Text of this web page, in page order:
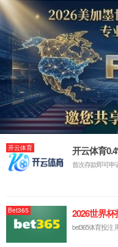
最新新闻:
2026/02/24乐清市
2026/01/26 浓情
2026/01/05 乐清
2025/12/03中铁集
2025/10/14浙江省
万能式断路器
工控电器
专
体
低